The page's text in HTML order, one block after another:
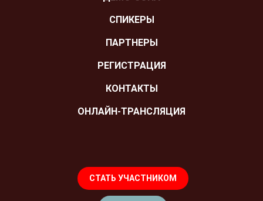
СПИКЕРЫ
ПАРТНЕРЫ
РЕГИСТРАЦИЯ
КОНТАКТЫ
ОНЛАЙН-ТРАНСЛЯЦИЯ
СТАТЬ УЧАСТНИКОМ